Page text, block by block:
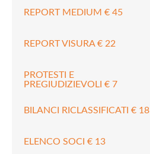
REPORT MEDIUM € 45
REPORT VISURA € 22
PROTESTI E
PREGIUDIZIEVOLI € 7
BILANCI RICLASSIFICATI € 18
ELENCO SOCI € 13